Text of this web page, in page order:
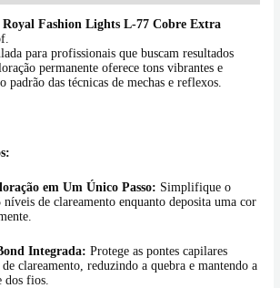
Fashion Lights L-77 Cobre Extra
para profissionais que buscam resultados
permanente oferece tons vibrantes e
padrão das técnicas de mechas e reflexos.
em Um Único Passo: Simplifique o
níveis de clareamento enquanto deposita uma cor
Integrada: Protege as pontes capilares
clareamento, reduzindo a quebra e mantendo a
dos fios.